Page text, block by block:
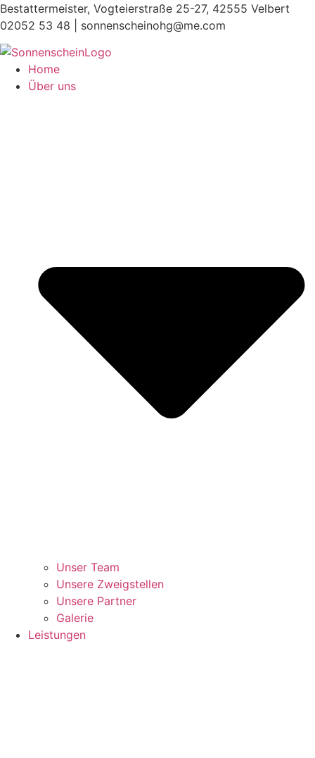
Zum
Inhalt
springen
Bestattermeister, Vogteierstraße 25-27, 42555 Velbert
02052 53 48 | sonnenscheinohg@me.com
Home
Über uns
Unser Team
Unsere Zweigstellen
Unsere Partner
Galerie
Leistungen